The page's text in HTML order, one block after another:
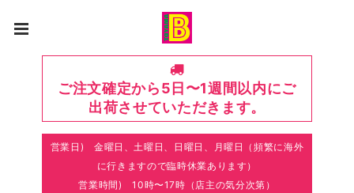
ご注文確定から5日〜1週間以内にご
出荷させていただきます。
営業日) 金曜日、土曜日、日曜日、月曜日（頻繁に海外
に行きますので臨時休業あります）
営業時間) 10時〜17時（店主の気分次第）